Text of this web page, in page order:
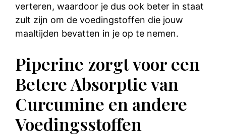
verteren, waardoor je dus ook beter in staat
zult zijn om de voedingstoffen die jouw
maaltijden bevatten in je op te nemen.
Piperine zorgt voor een
Betere Absorptie van
Curcumine en andere
Voedingsstoffen